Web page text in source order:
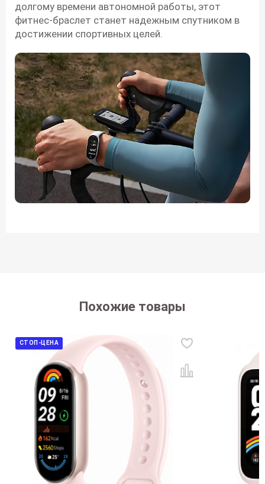
долгому времени автономной работы, этот
фитнес-браслет станет надежным спутником в
достижении спортивных целей.
Похожие товары
СТОП-ЦЕНА